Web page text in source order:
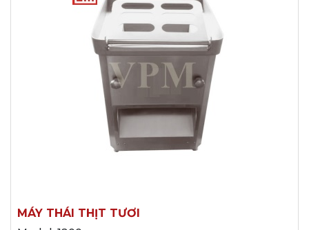
MÁY THÁI THỊT TƯƠI